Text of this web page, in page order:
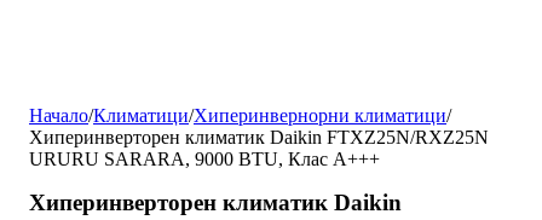
Начало/Климатици/Хиперинвернорни климатици/
Хиперинверторен климатик Daikin FTXZ25N/RXZ25N
URURU SARARA, 9000 BTU, Клас A+++
Хиперинверторен климатик Daikin